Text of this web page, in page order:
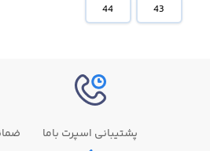
43
44
پشتیبانی اسپرت باما